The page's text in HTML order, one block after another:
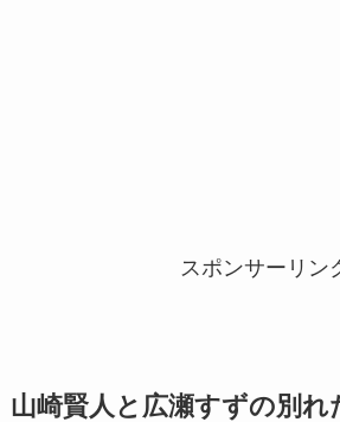
スポンサーリン
山崎賢人と広瀬すずの別れ